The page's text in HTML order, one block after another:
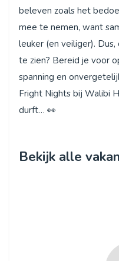
beleven zoals het
mee te nemen, want
leuker (en veiliger).
te zien? Bereid je voor
spanning en
Fright Nights bij Walibi
durft… 👀
Bekijk alle